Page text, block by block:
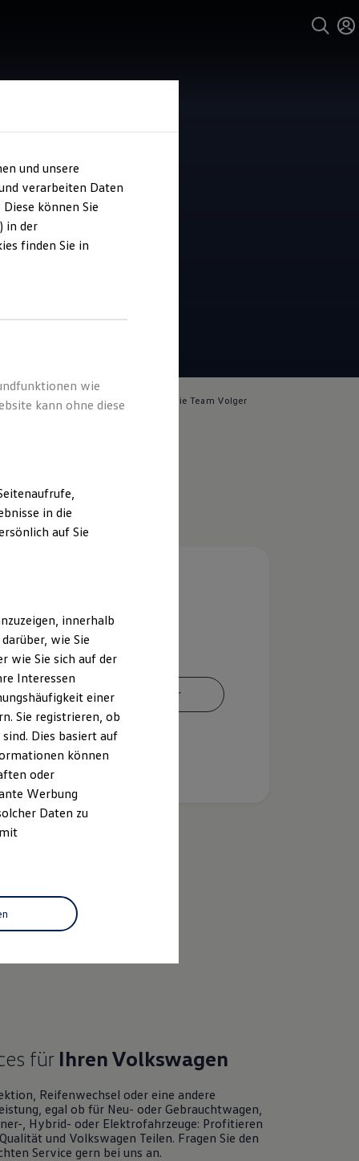
Volger
4.8| 31 Bewertungen
für die Inhalte auf dieser Seite ist die Team Volger
Ansprechpartner
für IhrenVolkswagen
Reifenwechsel oder eine andere
egal ob für Neu- oder Gebrauchtwagen
, Hybrid- oder Elektrofahrzeuge: Profitieren
und Volkswagen Teilen. Fragen Sie den
Service gern bei uns an.
und unsere
verarbeiten Daten
können Sie
in der
finden Sie in
wie
kann ohne diese
in die
auf Sie
innerhalb
wie Sie
wie Sie sich auf der
Interessen
einer
Sie registrieren, ob
Dies basiert auf
können
oder
Werbung
Daten zu